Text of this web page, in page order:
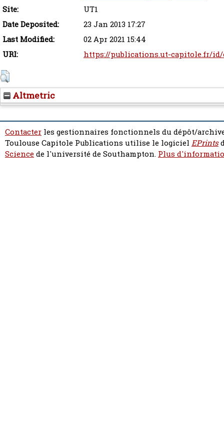
Site:
UT1
Date Deposited:
23 Jan 2013 17:27
Last Modified:
02 Apr 2021 15:44
URI:
https://publications.ut-capitole.fr/id/
Altmetric
Contacter les gestionnaires fonctionnels du dépôt/
Toulouse Capitole Publications utilise le logiciel EPrints
Sciencede l'université de Southampton. Plus